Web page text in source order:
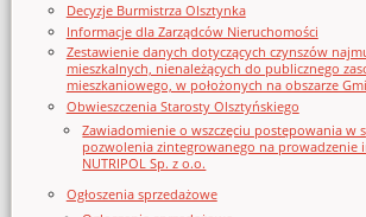
Decyzje Burmistrza Olsztynka
Informacje dla Zarządców Nieruchomości
Zestawienie danych dotyczących czynszów
mieszkalnych, nienależących do publicznego
mieszkaniowego, w położonych na obszarze
Obwieszczenia Starosty Olsztyńskiego
Zawiadomienie o wszczęciu postępowania w
pozwolenia zintegrowanego na prowadzenie
NUTRIPOL Sp. z o.o.
Ogłoszenia sprzedażowe